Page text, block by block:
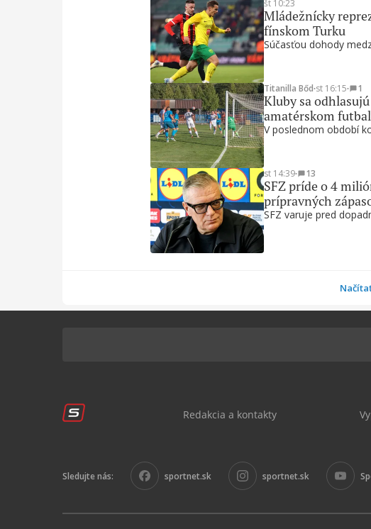
Súčasťou dohody
Mládežnícky
fínskom Turku
št 10:23
V poslednom období
Kluby sa
amatérskom
Titanilla Bőd∙st 16:15∙ 1
SFZ varuje pred
SFZ príde o 4
prípravných
st 14:39∙ 13
Redakcia a kontakty
Sledujte nás: sportnet.sk sportnet.sk